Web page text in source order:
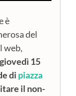
è
del
web,
15
di piazza
il non-